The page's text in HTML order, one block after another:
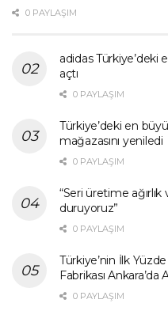
0 PAYLAŞIM
adidas Türkiye’deki
açtı
0 PAYLAŞIM
Türkiye’deki en
mağazasını yeniledi
0 PAYLAŞIM
“Seri üretime
duruyoruz”
0 PAYLAŞIM
Türkiye’nin İlk
Fabrikası Ankara’da
0 PAYLAŞIM